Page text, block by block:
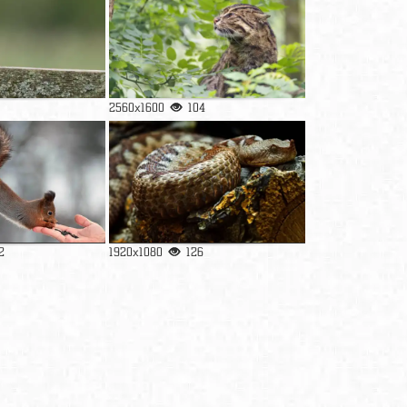
2560x1600 104
1920x1080 126